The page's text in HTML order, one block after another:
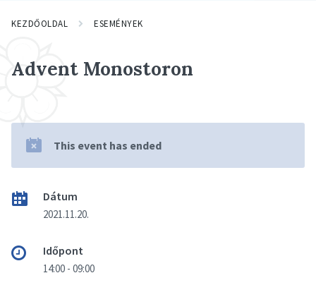
KEZDŐOLDAL ESEMÉNYEK
Advent Monostoron
This event has ended
Dátum
2021.11.20.
Időpont
14:00 - 09:00